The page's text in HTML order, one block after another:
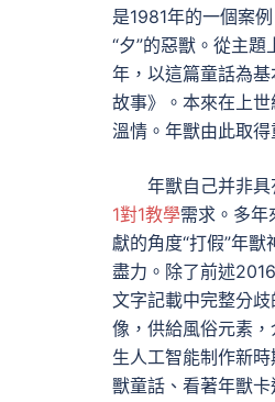
是1981年的一個案
“夕”的惡獸。從主
年，以這篇童話為
故事》。本來在上
溫情。年獸由此取得
年獸自己并非
1對1教學需求。多年
獻的角度“打假”年
盡力。除了前述
文字記載中完整分
像，供給風俗元素
生人工智能制作新
獸童話、看著年獸